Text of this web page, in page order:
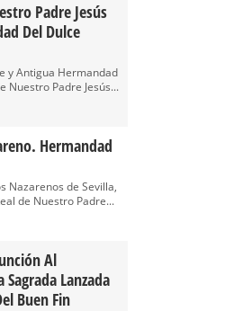
Padre Jesús
Del Dulce
y Antigua Hermandad
Nuestro Padre Jesús...
Hermandad
Nazarenos de Sevilla,
de Nuestro Padre...
Al
Lanzada
Buen Fin